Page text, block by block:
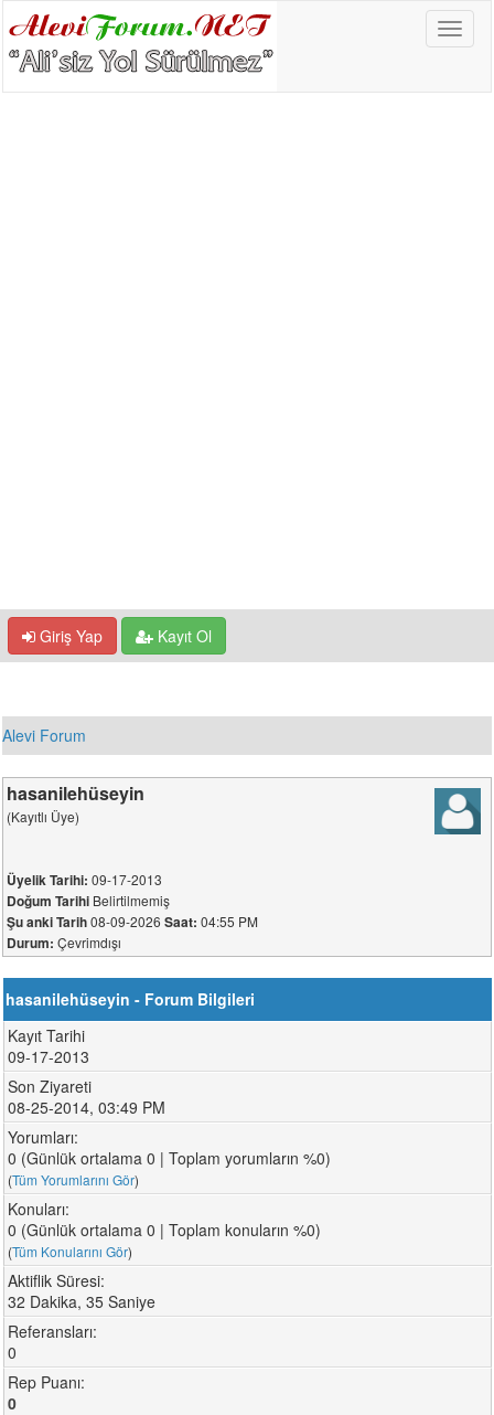
Giriş Yap Kayıt Ol
Alevi Forum
hasanilehüseyin
(Kayıtlı Üye)
Üyelik Tarihi: 09-17-2013
Doğum Tarihi Belirtilmemiş
Şu anki Tarih08-09-2026Saat: 04:55 PM
Durum: Çevrimdışı
hasanilehüseyin - Forum Bilgileri
Kayıt Tarihi
09-17-2013
Son Ziyareti
08-25-2014, 03:49 PM
Yorumları:
0 (Günlük ortalama 0 | Toplam yorumların %0)
(Tüm Yorumlarını Gör)
Konuları:
0 (Günlük ortalama 0 | Toplam konuların %0)
(Tüm Konularını Gör)
Aktiflik Süresi:
32 Dakika, 35 Saniye
Referansları:
0
Rep Puanı:
0